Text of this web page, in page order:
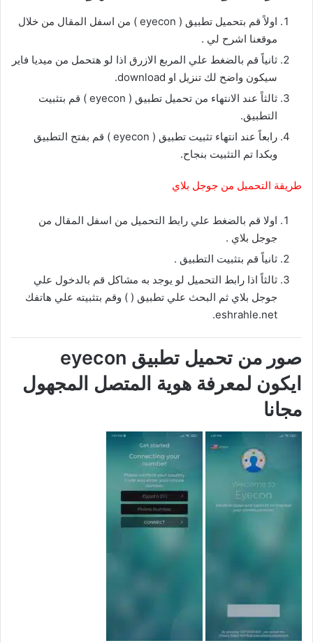
اولاً قم بتحميل تطبيق ( eyecon ) من اسفل المقال من خلال
موقعنا اشرح لي .
ثانياً قم بالضغط علي المربع الازرق اذا لو هتحمل من ميديا فاير
سيكون واضح لك تنزيل او download.
ثالثاً عند الانتهاء من تحميل تطبيق ( eyecon ) قم بتثبيت
التطبيق.
رابعاً عند انتهاء تثبيت تطبيق ( eyecon ) قم بفتح التطبيق
وبكدا تم التثبيت بنجاح.
طريقة التحميل من جوجل بلاي
اولا قم بالضغط علي رابط التحميل من اسفل المقال من
جوجل بلاي .
ثانياً قم بتثبيت التطبيق .
ثالثاً اذا رابط التحميل لو يوجد به مشاكل قم بالدخول علي
جوجل بلاي ثم البحث علي تطبيق ( ) وقم بتثبيته علي هاتفك
eshrahle.net.
صور من تحميل تطبيق eyecon
ايكون لمعرفة هوية المتصل المجهول
مجانا